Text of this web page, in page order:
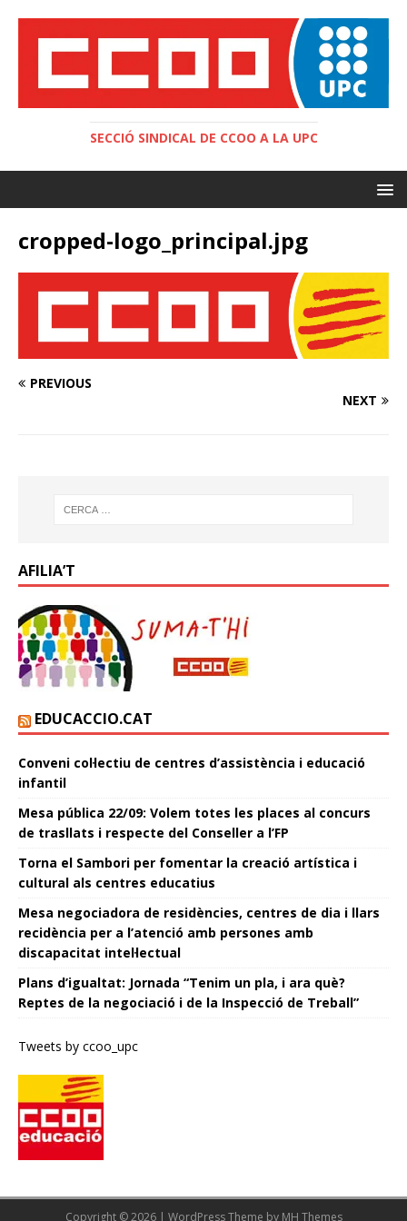
SECCIÓ SINDICAL DE CCOO A LA UPC
cropped-logo_principal.jpg
PREVIOUS
NEXT
AFILIA’T
EDUCACCIO.CAT
Conveni col·lectiu de centres d’assistència i educació
infantil
Mesa pública 22/09: Volem totes les places al concurs
de trasllats i respecte del Conseller a l’FP
Torna el Sambori per fomentar la creació artística i
cultural als centres educatius
Mesa negociadora de residències, centres de dia i llars
recidència per a l’atenció amb persones amb
discapacitat intel·lectual
Plans d’igualtat: Jornada “Tenim un pla, i ara què?
Reptes de la negociació i de la Inspecció de Treball”
Tweets by ccoo_upc
Copyright © 2026 | WordPress Theme by MH Themes